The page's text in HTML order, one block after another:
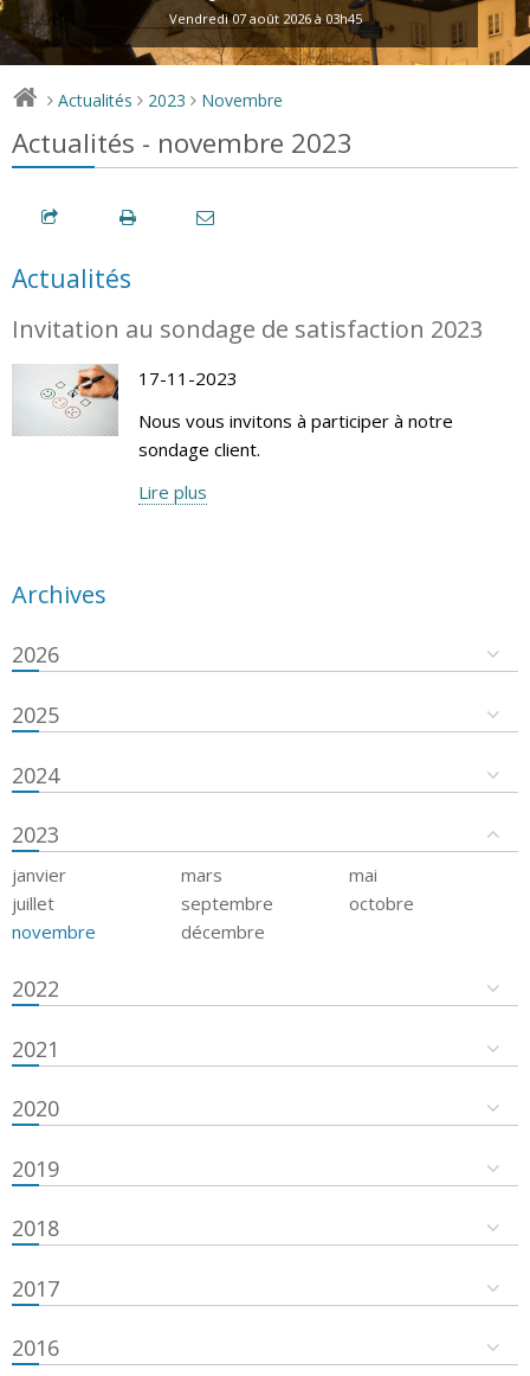
Vendredi 07 août 2026 à 03h45
> Actualités > 2023 > Novembre
Actualités - novembre 2023
Actualités
Invitation au sondage de satisfaction 2023
17-11-2023
Nous vous invitons à participer à notre
sondage client.
Lire plus
Archives
2026
2025
2024
2023
janvier mars
mai
juillet
septembre
octobre
novembre
décembre
2022
2021
2020
2019
2018
2017
2016